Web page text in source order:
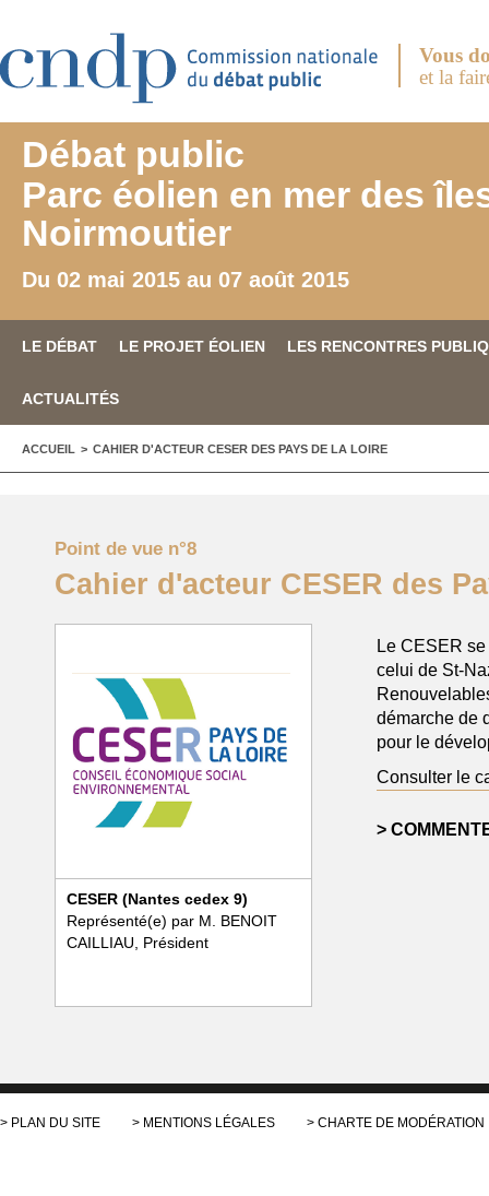
Vous
et la
Débat public
Parc éolien en mer des
Noirmoutier
Du 02 mai 2015 au 07 août 2015
LE DÉBAT LE PROJET ÉOLIEN LES RENCONTRES
ACTUALITÉS
VOUS ÊTES ICI
ACCUEIL > CAHIER D'ACTEUR CESER DES PAYS DE LA LOIRE
Point de vue n°8
Cahier d'acteur CESER des
CESER (Nantes cedex 9)
Représenté(e) par M. BENOIT
CAILLIAU, Président
Le CESER
celui de St-
démarche de
pour le
Consulter le
PLAN DU SITE MENTIONS LÉGALES CHARTE DE MODÉRATION